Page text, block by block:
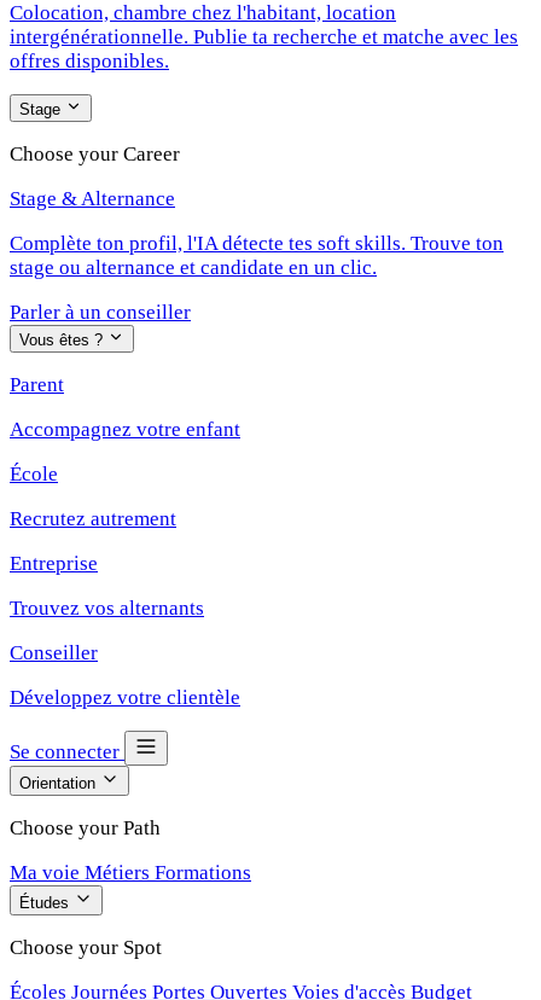
Colocation, chambre chez l'habitant, location
intergénérationnelle. Publie ta recherche et matche avec les
offres disponibles.
Stage
Choose your Career
Stage & Alternance
Complète ton profil, l'IA détecte tes soft skills. Trouve ton
stage ou alternance et candidate en un clic.
Parler à un conseiller
Vous êtes ?
Parent
Accompagnez votre enfant
École
Recrutez autrement
Entreprise
Trouvez vos alternants
Conseiller
Développez votre clientèle
Se connecter
Orientation
Choose your Path
Ma voie Métiers Formations
Études
Choose your Spot
Écoles Journées Portes Ouvertes Voies d'accès Budget